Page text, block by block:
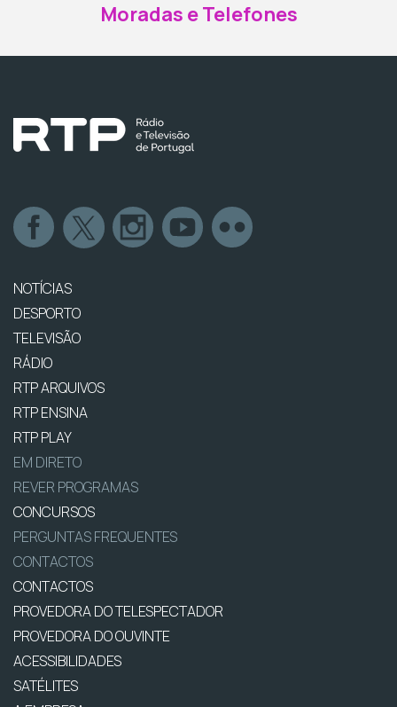
Moradas e Telefones
NOTÍCIAS
DESPORTO
TELEVISÃO
RÁDIO
RTP ARQUIVOS
RTP ENSINA
RTP PLAY
EM DIRETO
REVER PROGRAMAS
CONCURSOS
PERGUNTAS FREQUENTES
CONTACTOS
CONTACTOS
PROVEDORA DO TELESPECTADOR
PROVEDORA DO OUVINTE
ACESSIBILIDADES
SATÉLITES